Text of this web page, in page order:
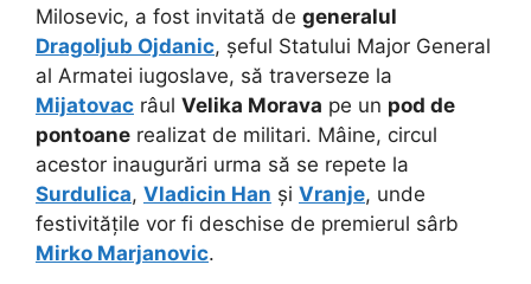
Milosevic, a fost invitată de generalul
Dragoljub Ojdanic, șeful Statului Major General
al Armatei iugoslave, să traverseze la
Mijatovac râul Velika Morava pe un pod de
pontoane realizat de militari. Mâine, circul
acestor inaugurări urma să se repete la
Surdulica, Vladicin Han și Vranje, unde
festivitățile vor fi deschise de premierul sârb
Mirko Marjanovic.